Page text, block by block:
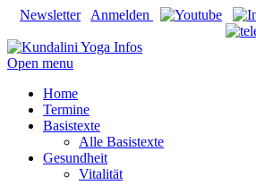
Newsletter Anmelden
Open menu
Home
Termine
Basistexte
Alle Basistexte
Gesundheit
Vitalität